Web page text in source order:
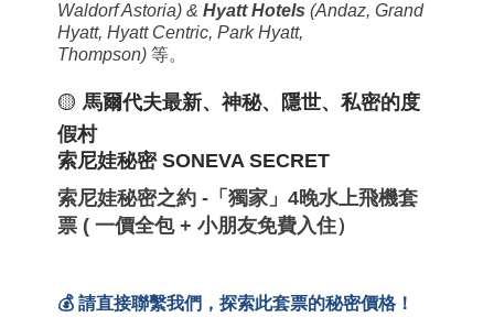
Waldorf Astoria) & Hyatt Hotels (Andaz, Grand
Hyatt, Hyatt Centric, Park Hyatt,
Thompson) 等。
🟡馬爾代夫最新、神秘、隱世、私密的度
假村
索尼娃秘密 SONEVA SECRET
索尼娃秘密之約 -「獨家」4晚水上飛機套
票 ( 一價全包 + 小朋友免費入住）
💰 請直接聯繫我們，探索此套票的秘密價格！